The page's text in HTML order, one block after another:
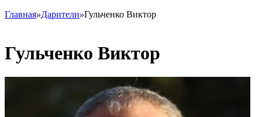
Главная»Дарители»Гульченко Виктор
Гульченко Виктор